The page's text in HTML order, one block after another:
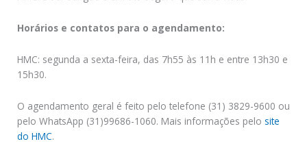
Horários e contatos para o agendamento:
HMC: segunda a sexta-feira, das 7h55 às 11h e entre 13h30 e
15h30.
O agendamento geral é feito pelo telefone (31) 3829-9600 ou
pelo WhatsApp (31)99686-1060. Mais informações pelo site
do HMC.